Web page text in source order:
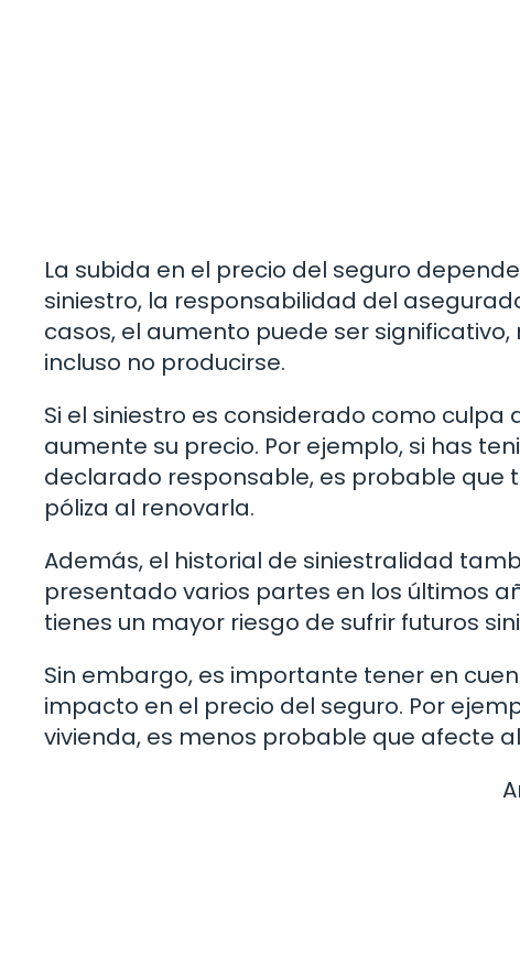
La subida en el precio del seguro
siniestro, la responsabilidad del
casos, el aumento puede ser
incluso no producirse.
Si el siniestro es considerado como
aumente su precio. Por ejemplo, si has
declarado responsable, es probable que
póliza al renovarla.
Además, el historial de siniestralidad
presentado varios partes en los últimos
tienes un mayor riesgo de sufrir futuros
Sin embargo, es importante tener en
impacto en el precio del seguro. Por
vivienda, es menos probable que afecte